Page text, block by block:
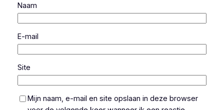
Naam
E-mail
Site
Mijn naam, e-mail en site opslaan in deze browser